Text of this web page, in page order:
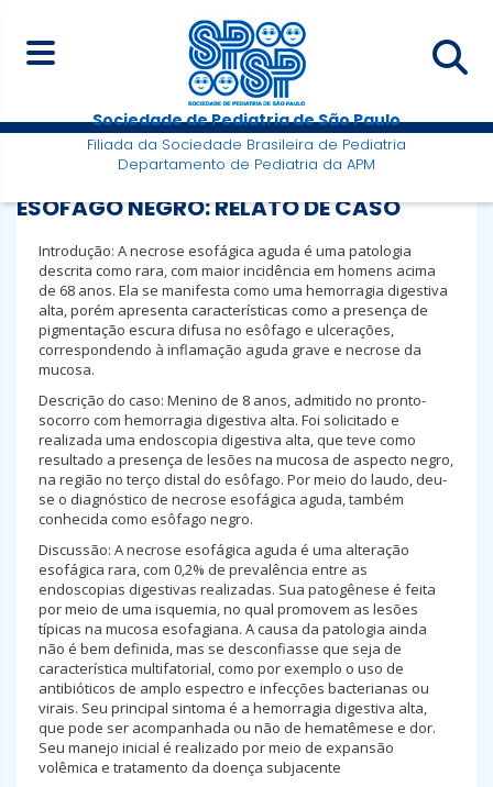
Sociedade de Pediatria de São Paulo
Filiada da Sociedade Brasileira de Pediatria
Departamento de Pediatria da APM
ESÔFAGO NEGRO: RELATO DE CASO
Introdução: A necrose esofágica aguda é uma patologia
descrita como rara, com maior incidência em homens acima
de 68 anos. Ela se manifesta como uma hemorragia digestiva
alta, porém apresenta características como a presença de
pigmentação escura difusa no esôfago e ulcerações,
correspondendo à inflamação aguda grave e necrose da
mucosa.
Descrição do caso: Menino de 8 anos, admitido no pronto-
socorro com hemorragia digestiva alta. Foi solicitado e
realizada uma endoscopia digestiva alta, que teve como
resultado a presença de lesões na mucosa de aspecto negro,
na região no terço distal do esôfago. Por meio do laudo, deu-
se o diagnóstico de necrose esofágica aguda, também
conhecida como esôfago negro.
Discussão: A necrose esofágica aguda é uma alteração
esofágica rara, com 0,2% de prevalência entre as
endoscopias digestivas realizadas. Sua patogênese é feita
por meio de uma isquemia, no qual promovem as lesões
típicas na mucosa esofagiana. A causa da patologia ainda
não é bem definida, mas se desconfiasse que seja de
característica multifatorial, como por exemplo o uso de
antibióticos de amplo espectro e infecções bacterianas ou
virais. Seu principal sintoma é a hemorragia digestiva alta,
que pode ser acompanhada ou não de hematêmese e dor.
Seu manejo inicial é realizado por meio de expansão
volêmica e tratamento da doença subjacente